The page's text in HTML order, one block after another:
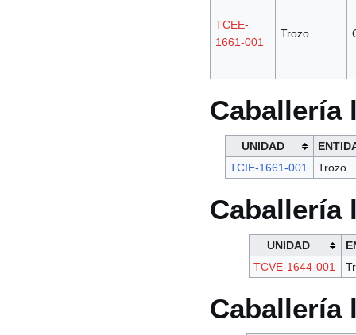
TCEE-
1661-001
Trozo
Caballería
UNIDAD
TCIE-1661-001
Trozo
Caballería
UNIDAD
TCVE-1644-001
Caballería